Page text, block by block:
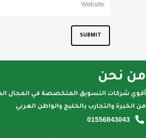
من نحن
من الخبرة والتجارب بالخليج والواطن العربي
01556843043